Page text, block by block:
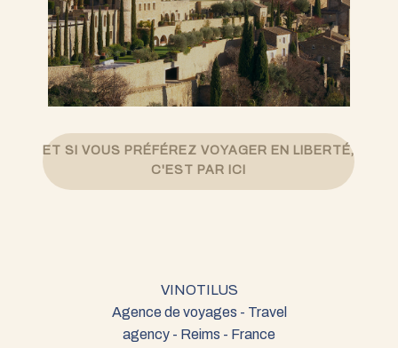
ET SI VOUS PRÉFÉREZ VOYAGER EN LIBERTÉ,
C'EST PAR ICI
VINOTILUS
Agence de voyages - Travel
agency - Reims - France